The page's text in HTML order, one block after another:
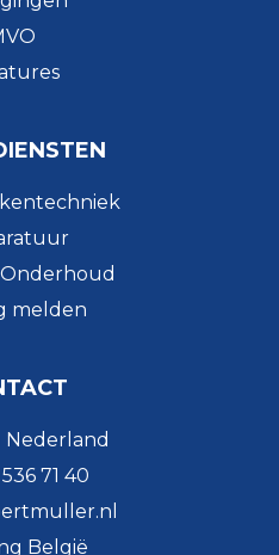
melden
Nederland
71 40
België